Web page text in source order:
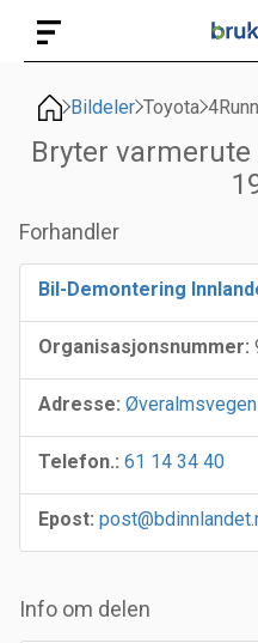
Bildeler Toyota
Bryter
Forhandler
Bil-Demontering
Organisasjonsnummer:
Adresse:
Telefon.: 61 14 34 40
Epost:
Info om delen